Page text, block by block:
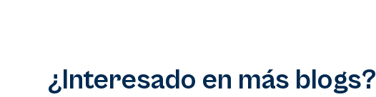
¿Interesado en más blogs?